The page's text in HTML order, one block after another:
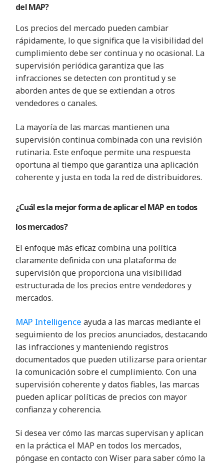
del MAP?
Los precios del mercado pueden cambiar
rápidamente, lo que significa que la visibilidad del
cumplimiento debe ser continua y no ocasional. La
supervisión periódica garantiza que las
infracciones se detecten con prontitud y se
aborden antes de que se extiendan a otros
vendedores o canales.
La mayoría de las marcas mantienen una
supervisión continua combinada con una revisión
rutinaria. Este enfoque permite una respuesta
oportuna al tiempo que garantiza una aplicación
coherente y justa en toda la red de distribuidores.
¿Cuál es la mejor forma de aplicar el MAP en todos
los mercados?
El enfoque más eficaz combina una política
claramente definida con una plataforma de
supervisión que proporciona una visibilidad
estructurada de los precios entre vendedores y
mercados.
MAP Intelligence ayuda a las marcas mediante el
seguimiento de los precios anunciados, destacando
las infracciones y manteniendo registros
documentados que pueden utilizarse para orientar
la comunicación sobre el cumplimiento. Con una
supervisión coherente y datos fiables, las marcas
pueden aplicar políticas de precios con mayor
confianza y coherencia.
Si desea ver cómo las marcas supervisan y aplican
en la práctica el MAP en todos los mercados,
póngase en contacto con Wiser para saber cómo la